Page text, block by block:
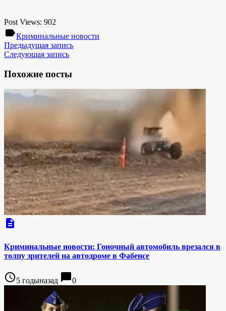
Post Views: 902
labelКриминальные новости
Предыдущая запись
Следующая запись
Похожие посты
description
Криминальные новости: Гоночный автомобиль врезался в
толпу зрителей на автодроме в Фабенсе
access_time5 годыназад chat_bubble0